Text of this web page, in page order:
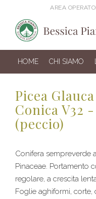
AREA
HOME CHI SIAMO
Picea
Conica V32
(peccio)
Conifera sempreverde
Pinaceae. Portamento
regolare, a crescita
Foglie aghiformi,